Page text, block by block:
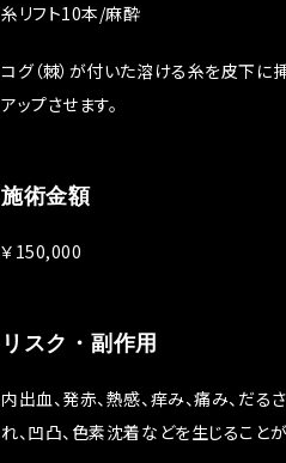
糸リフト10本/麻酔
コグ（棘）が付いた溶ける糸を皮下に
アップさせます。
施術金額
￥150,000
リスク・副作用
内出血、発赤、熱感、痒み、痛み、だる
れ、凹凸、色素沈着などを生じることが